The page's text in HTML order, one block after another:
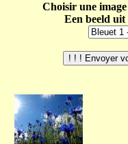
Choisir une
Een beeld